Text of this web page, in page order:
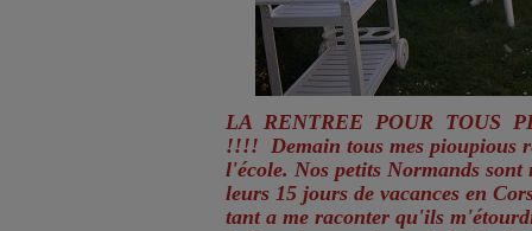
LA RENTREE POUR TOUS
!!!! Demain tous mes pioupious
l'école. Nos petits Normands sont
leurs 15 jours de vacances en
tant a me raconter qu'ils